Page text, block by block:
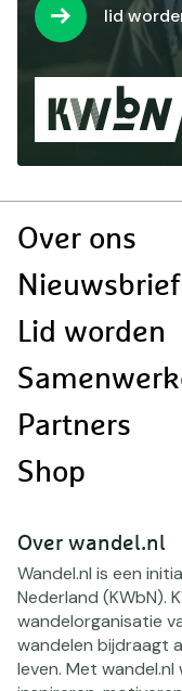
lid
Doormat
Over ons
Nieuwsbrief
Lid worden
Partners
Shop
Over wandel.nl
Wandel.nl is een
Nederland (KWbN).
wandelorganisatie
wandelen bijdraagt
leven. Met wandel.nl